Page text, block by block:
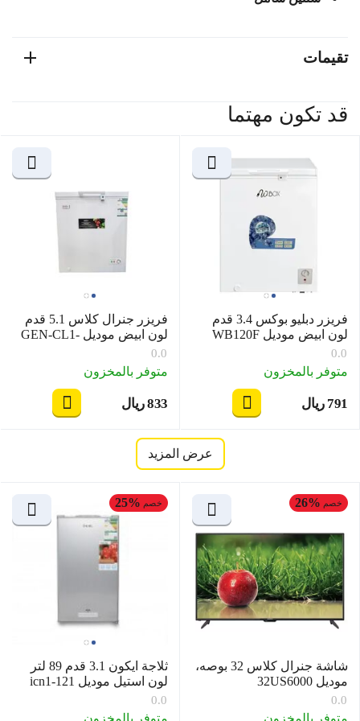
تقيمات
قد تكون مهتما
فريزر دبليو بوكس 3.4 قدم
لون ابيض موديل WB120F
0.0
متوفر بالمخزون
ريال ‍791‍
فريزر جنرال كلاس 5.1 قدم
لون ابيض موديل GEN-CL1-
145
0.0
متوفر بالمخزون
ريال ‎‍833‍
عرض المزيد
خصم 26%
شاشة جنرال كلاس 32 بوصه،
موديل 32US6000
0.0
خصم 25%
ثلاجة ايكون 3.1 قدم 89 لتر
لون استيل موديل icn1-121
0.0